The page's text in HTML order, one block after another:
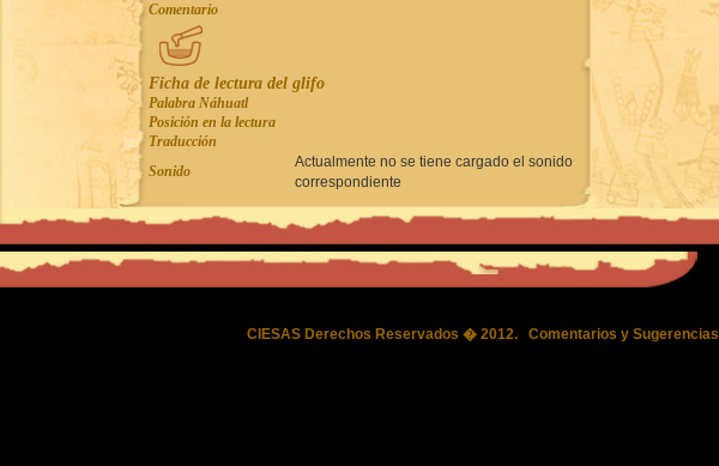
Comentario
Ficha de lectura del glifo
Palabra Náhuatl
Posición en la lectura
Traducción
Sonido
Actualmente no se tiene cargado el sonido
correspondiente
CIESAS Derechos Reservados � 2012. Comentarios y Sugerencias